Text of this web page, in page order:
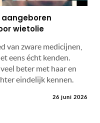
wietolie
van zware medicijnen,
eens écht kenden.
beter met haar en
eindelijk kennen.
26 juni 2026